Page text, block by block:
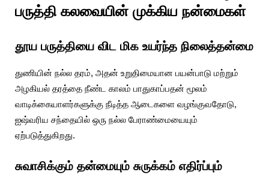
பருத்தி கலவையின் முக்கிய நன்மைகள்
தூய பருத்தியை விட மிக உயர்ந்த நிலைத்தன்மை
துணியின் நல்ல தரம், அதன் உறுதிமையான பயன்பாடு மற்றும்
அழகியல் தரத்தை நீண்ட காலம் பாதுகாப்பதன் மூலம்
வாடிக்கையாளர்களுக்கு நீடித்த ஆடைகளை வழங்குவதோடு,
ஐஷ்வரிய சந்தையில் ஒரு நல்ல பேராண்மையையும்
ஏற்படுத்துகிறது.
சுவாசிக்கும் தன்மையும் சுருக்கம் எதிர்ப்பும்